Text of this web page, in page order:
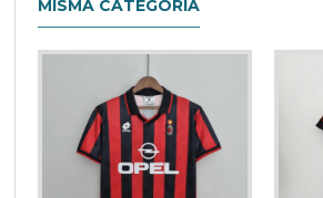
MISMA CATEGORÍA